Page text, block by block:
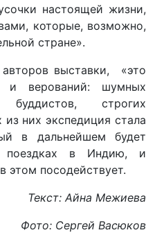
настоящей жизни,
которые, возможно,
стране».
выставки, «это
верований: шумных
строгих
них экспедиция стала
в дальнейшем будет
поездках в Индию, и
этом посодействует.
Текст: Айна Межиева
Фото: Сергей Васюков